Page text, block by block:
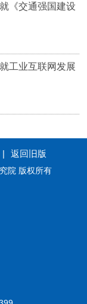
《交通强国建设
工业互联网发展
| 返回旧版
院 版权所有